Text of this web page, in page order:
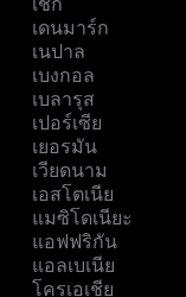
เดนมาร์ก
เนปาล
เบงกอล
เบลารุส
เปอร์เซีย
เยอรมัน
เวียดนาม
เอสโตเนีย
แมซิโดเนียะ
แอฟฟริกัน
แอลเบเนีย
โครเอเชีย